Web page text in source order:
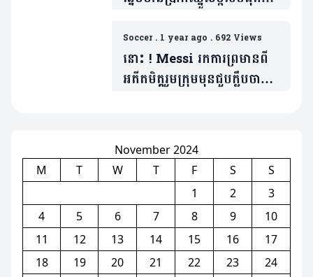
Soccer
Soccer. 1 year ago . 692 Views
នោះ ! Messi រកការព្រមានពី
អតីតមិត្តរួមក្រុមមុនជួបក្លឹបចាស់
November 2024
M
T W T F S
S
1
2
3
4
5 6 7 8 9
10
11
12 13 14 15 16
17
18
19 20 21 22 23
24